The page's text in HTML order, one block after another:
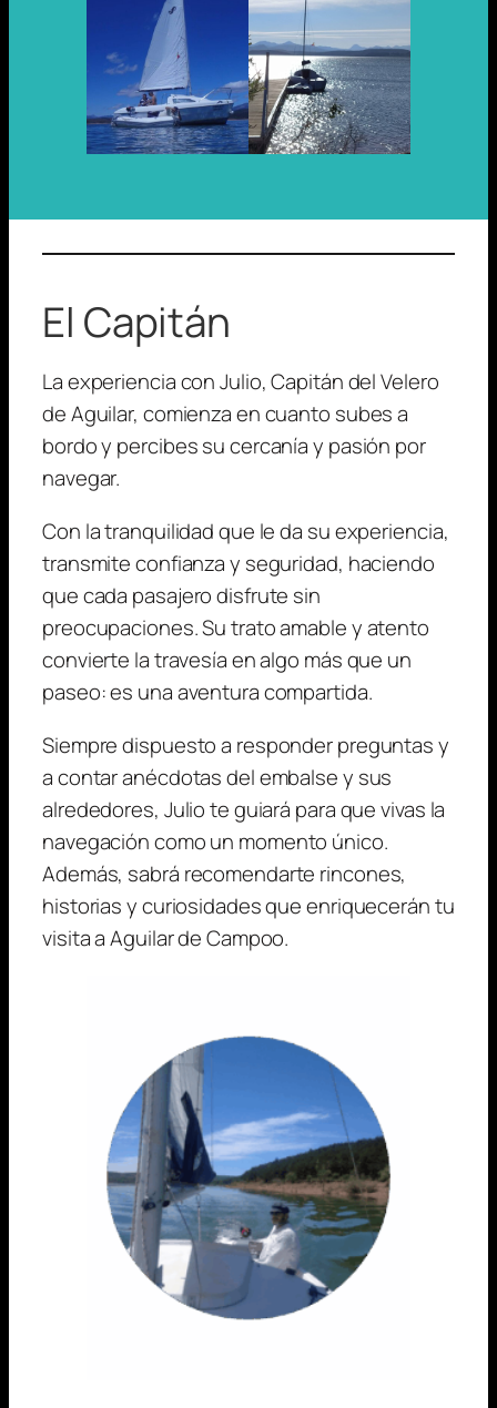
El Capitán
La experiencia con Julio, Capitán del Velero
de Aguilar, comienza en cuanto subes a
bordo y percibes su cercanía y pasión por
navegar.
Con la tranquilidad que le da su experiencia,
transmite confianza y seguridad, haciendo
que cada pasajero disfrute sin
preocupaciones. Su trato amable y atento
convierte la travesía en algo más que un
paseo: es una aventura compartida.
Siempre dispuesto a responder preguntas y
a contar anécdotas del embalse y sus
alrededores, Julio te guiará para que vivas la
navegación como un momento único.
Además, sabrá recomendarte rincones,
historias y curiosidades que enriquecerán tu
visita a Aguilar de Campoo.